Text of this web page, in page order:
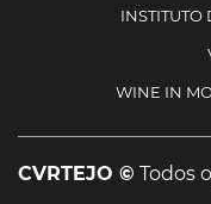
WINE IN
CVRTEJO © Todos